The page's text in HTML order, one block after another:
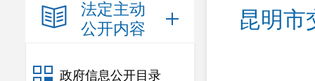
法定主动
公开内容
政府信息公开目录
昆明市